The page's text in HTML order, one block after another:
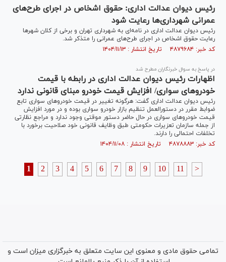
رئیس دیوان عدالت اداری: حقوق اشخاص در اجرای طرح‌های
عمرانی شهرداری‌ها رعایت شود
رئیس دیوان عدالت اداری در نامه‌ای به شهرداری تهران و برخی از کلان شهر‌ها
رعایت حقوق اشخاص در اجرای طرح‌های عمرانی را متذکر شد.
کد خبر: ۴۸۷۹۶۸۴ تاریخ انتشار : ۱۴۰۴/۱۱/۱۳
در پاسخ به سوال خبرنگاران مطرح شد
اظهارات رئیس دیوان عدالت ادارى در رابطه با قیمت
خودروهاى سوارى/ افزایش قیمت خودرو مبنای قانونی ندارد
رئیس دیوان عدالت اداری گفت: هرگونه تغییر در قیمت خودروهاى سوارى تابع
ضوابط مقرر در دستورالعمل تنظیم بازار خودرو سوارى بوده و در مورد افزایش
قیمت خودروهاى سوارى در حال حاضر دستور موقتی وجود ندارد و مراجع نظارتى
از جمله سازمان تعزیرات حکومتى طبق وظایف قانونى خود صلاحیت برخورد با
تخلفات احتمالى را دارند.
کد خبر: ۴۸۷۸۸۸۳ تاریخ انتشار : ۱۴۰۴/۱۱/۰۸
1 2 3 4 5 6 7 8 9 10 11 >
تمامی حقوق مادی و معنوی این سایت متعلق به خبرگزاری میزان است و